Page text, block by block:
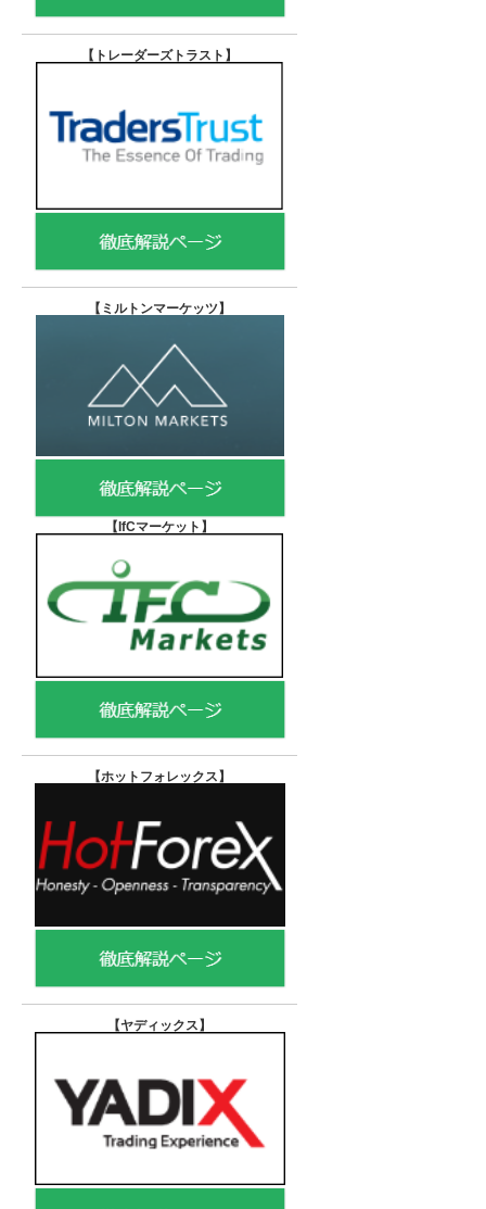
【トレーダーズトラスト 】
【 ミルトンマーケッツ】
【IfCマーケット 】
【ホットフォレックス 】
【ヤディックス 】